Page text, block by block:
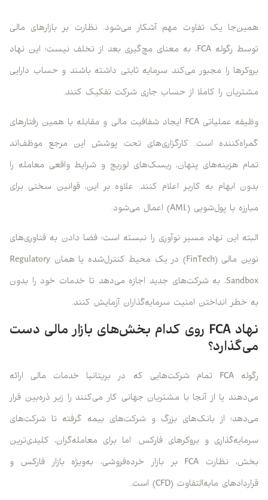
همین‌جا یک تفاوت مهم آشکار می‌شود. نظارت بر بازارهای مالی
توسط رگوله FCA، به معنای مچ‌گیری بعد از تخلف نیست؛ این نهاد
بروکرها را مجبور می‌کند سرمایه ثابتی داشته باشند و حساب دارایی
مشتریان را کاملا از حساب جاری شرکت تفکیک کنند.
وظیفه عملیاتی FCA ایجاد شفافیت مالی و مقابله با همین رفتارهای
گمراه‌کننده است. کارگزاری‌های تحت پوشش این مرجع موظف‌اند
تمام هزینه‌های پنهان، ریسک‌های لوریج و شرایط واقعی معامله را
بدون ابهام به کاربر اعلام کنند. علاوه بر این، قوانین سختی برای
مبارزه با پول‌شویی (AML) اعمال می‌شود.
البته این نهاد مسیر نوآوری را نبسته است؛ فضا دادن به فناوری‌های
نوین مالی (FinTech) در یک محیط کنترل‌شده یا همان Regulatory
Sandbox، به شرکت‌های جدید اجازه می‌دهد تا خدمات خود را بدون
به خطر انداختن امنیت سرمایه‌گذاران آزمایش کنند.
نهاد FCA روی کدام بخش‌های بازار مالی دست
می‌گذارد؟
رگوله FCA تمام شرکت‌هایی که در بریتانیا خدمات مالی ارائه
می‌دهند یا از آنجا با مشتریان جهانی کار می‌کنند را زیر ذره‌بین قرار
می‌دهد؛ از بانک‌های بزرگ و شرکت‌های بیمه گرفته تا شرکت‌های
سرمایه‌گذاری و بروکرهای فارکس. اما برای معامله‌گران، کلیدی‌ترین
بخش، نظارت FCA بر بازار خرده‌فروشی، به‌ویژه بازار فارکس و
قراردادهای مابه‌التفاوت (CFD) است.